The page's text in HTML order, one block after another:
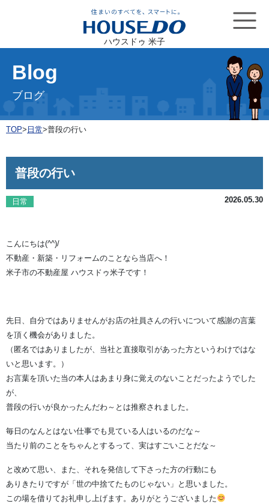
ハウスドゥ 米子
Blog
ブログ
TOP> 日常>普段の行い
普段の行い
日常 2026.05.30
こんにちは(^^)/
不動産・新築・リフォームのことなら当店へ！
米子市の不動産屋 ハウスドゥ米子です！
先日、自分ではありませんがお店の社員さんの行いについて感謝の言葉
を頂く機会がありました。
（匿名ではありましたが、当社と直接取引があった方というわけではな
いと思います。）
お言葉を頂いた当の本人はあまり身に覚えのないことだったようでした
が、
普段の行いが良かったんだわ～とは推察されました。
毎日のなんとはない仕事でも見ている人はいるのだな～
当たり前のことをちゃんとするって、実はすごいことだな～
と改めて思い、また、それを発信して下さった方の行動にも
ありきたりですが「世の中捨てたものじゃない」と思いました。
この場を借りてお礼申し上げます。ありがとうございました